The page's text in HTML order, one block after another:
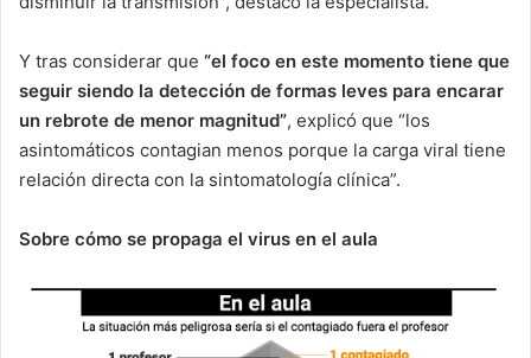
Y tras considerar que “el foco en este momento tiene que
seguir siendo la detección de formas leves para encarar
un rebrote de menor magnitud”, explicó que “los
asintomáticos contagian menos porque la carga viral tiene
relación directa con la sintomatología clínica”.
Sobre cómo se propaga el virus en el aula